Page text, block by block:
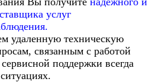
услуг
удаленную техническую
связанным с работой
поддержки всегда